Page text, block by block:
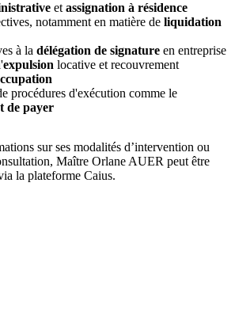
etassignation à résidence
notamment en matière de liquidation
à la délégation de signature en entreprise
expulsion locative et recouvrement
procédures d'exécution comme le
de payer
sur ses modalités d’intervention ou
Maître Orlane AUER peut être
la plateforme Caius.